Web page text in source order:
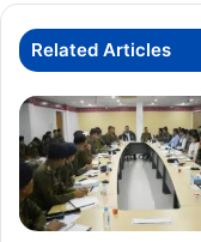
तीनों जिलों के कलेक्टर,
CGNews
MCB
सुसाइड
नोट
बरामद
Related Articles